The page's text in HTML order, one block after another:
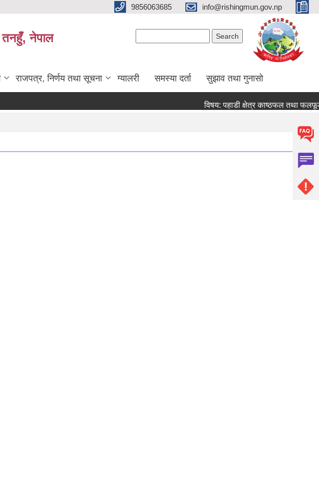
9856063685 info@rishingmun.gov.np
तनहुँ, नेपाल
राजपत्र, निर्णय तथा सूचना ग्यालरी समस्या दर्ता सुझाव तथा गुनासो
विषय: पहाडी क्षेत्र काष्ठफल तथा